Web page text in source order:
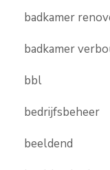
badkamer
badkamer
bbl
bedrijfsbeheer
beeldend